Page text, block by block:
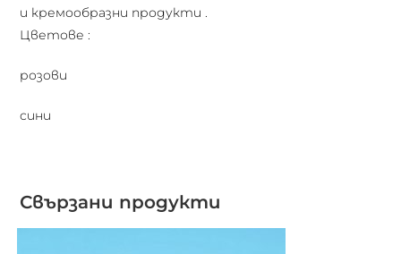
и кремообразни продукти .
Цветове :
розови
сини
Свързани продукти